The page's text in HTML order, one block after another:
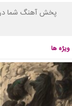
پخش آهنگ شما در
ویژه ها